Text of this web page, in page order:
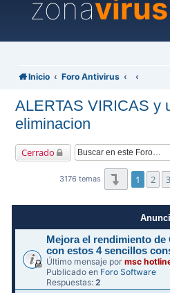
zonavirus
Inicio Foro Antivirus
ALERTAS VIRICAS y
eliminacion
Cerrado
3176 temas Página1
1 2 3
Mejora el rendimiento
con estos 4 sencillos
Último mensaje pormsc
Publicado en Foro Software
Respuestas:2